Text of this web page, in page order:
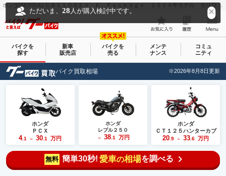
ホンダ(HONDA) ＣＢ１１００ＥＸ Ｅ Ｐａｃｋａｇｅ ２０１４年モデル モリワキマフラー ＵＳＢ装備 エンジンガード装着｜バイク王 岡崎店｜新車・中古バイクなら【グーバイク(GooBike)】
ただいま、28 人が購入検討中です。
バイクを
探す
新車
販売店
バイクを
売る
メンテ
ナンス
コミュ
ニティ
バイク買取相場 ※2026年8月8日更新
ホンダ
ＰＣＸ
4.1 ～ 30 .1 万円
ホンダ
レブル２５０
～ 38.1 万円
ホンダ
ＣＴ１２５ハンターカブ
20 .9 ～ 33 .6 万円
無料 簡単30秒! 愛車の相場を調べる